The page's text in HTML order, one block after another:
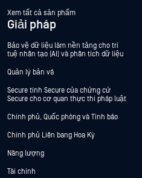
Xem tất cả sản phẩm
Giải pháp
Bảo vệ dữ liệu làm nền tảng cho trí
tuệ nhân tạo (AI) và phân tích dữ liệu
Quản lý bản vá
Secure tính Secure của chứng cứ
Secure cho cơ quan thực thi pháp luật
Chính phủ, Quốc phòng và Tình báo
Chính phủ Liên bang Hoa Kỳ
Năng lượng
Tài chính